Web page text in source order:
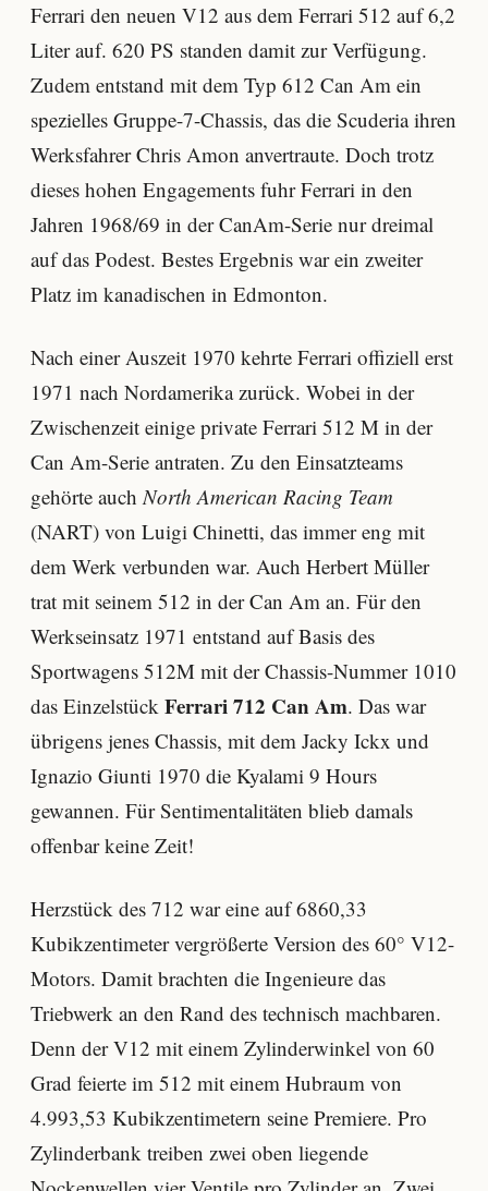
Ferrari den neuen V12 aus dem Ferrari 512 auf 6,2
Liter auf. 620 PS standen damit zur Verfügung.
Zudem entstand mit dem Typ 612 Can Am ein
spezielles Gruppe-7-Chassis, das die Scuderia ihren
Werksfahrer Chris Amon anvertraute. Doch trotz
dieses hohen Engagements fuhr Ferrari in den
Jahren 1968/69 in der CanAm-Serie nur dreimal
auf das Podest. Bestes Ergebnis war ein zweiter
Platz im kanadischen in Edmonton.
Nach einer Auszeit 1970 kehrte Ferrari offiziell erst
1971 nach Nordamerika zurück. Wobei in der
Zwischenzeit einige private Ferrari 512 M in der
Can Am-Serie antraten. Zu den Einsatzteams
gehörte auchNorth American Racing Team
(NART) von Luigi Chinetti, das immer eng mit
dem Werk verbunden war. Auch Herbert Müller
trat mit seinem 512 in der Can Am an. Für den
Werkseinsatz 1971 entstand auf Basis des
Sportwagens 512M mit der Chassis-Nummer 1010
das Einzelstück Ferrari 712 Can Am. Das war
übrigens jenes Chassis, mit dem Jacky Ickx und
Ignazio Giunti 1970 die Kyalami 9 Hours
gewannen. Für Sentimentalitäten blieb damals
offenbar keine Zeit!
Herzstück des 712 war eine auf 6860,33
Kubikzentimeter vergrößerte Version des 60° V12-
Motors. Damit brachten die Ingenieure das
Triebwerk an den Rand des technisch machbaren.
Denn der V12 mit einem Zylinderwinkel von 60
Grad feierte im 512 mit einem Hubraum von
4.993,53 Kubikzentimetern seine Premiere. Pro
Zylinderbank treiben zwei oben liegende